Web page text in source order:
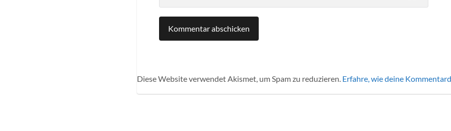
Diese Website verwendet Akismet, um Spam zu reduzieren. Erfahre, wie deine